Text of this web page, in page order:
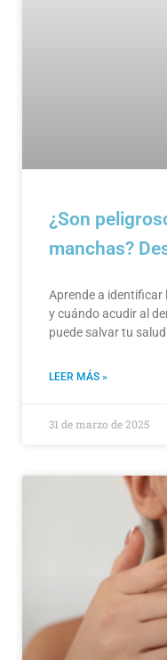
¿Son
manchas?
Aprende a identificar
y cuándo acudir al
puede salvar tu salud.
LEER MÁS »
31 de marzo de 2025